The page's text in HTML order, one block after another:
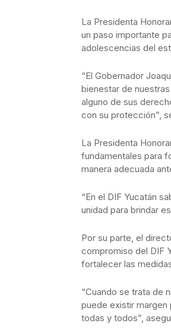
La Presidenta
un paso importante
adolescencias del
“El Gobernador
bienestar de
alguno de sus
con su protección”,
La Presidenta
fundamentales para
manera adecuada
“En el DIF Yucatán
unidad para brindar
Por su parte, el
compromiso del DIF
fortalecer las
“Cuando se trata de
puede existir margen
todas y todos”,